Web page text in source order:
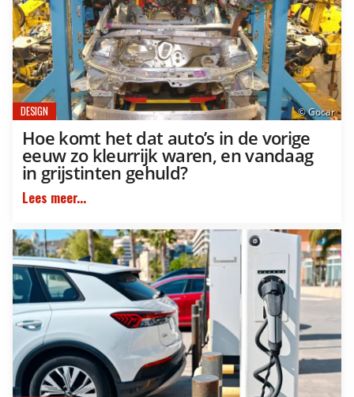
© Gocar
DESIGN
Hoe komt het dat auto’s in de vorige
eeuw zo kleurrijk waren, en vandaag
in grijstinten gehuld?
Lees meer...